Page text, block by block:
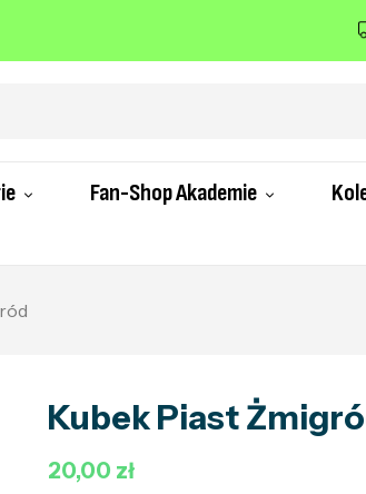
Fan-Shop Akademie
Kubek Piast
20,00 zł